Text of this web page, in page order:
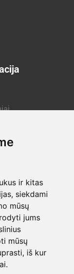
ir kitas
siekdami
mūsų
jums
mūsų
iš kur
vienetai
Express
PRO Global
Sandėliai
Plėtra